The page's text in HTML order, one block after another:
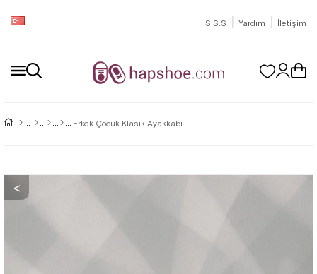
S.S.S | Yardım | İletişim
Erkek Çocuk Klasik Ayakkabı